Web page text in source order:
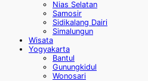
Nias Selatan
Samosir
Sidikalang Dairi
Simalungun
Wisata
Yogyakarta
Bantul
Gunungkidul
Wonosari